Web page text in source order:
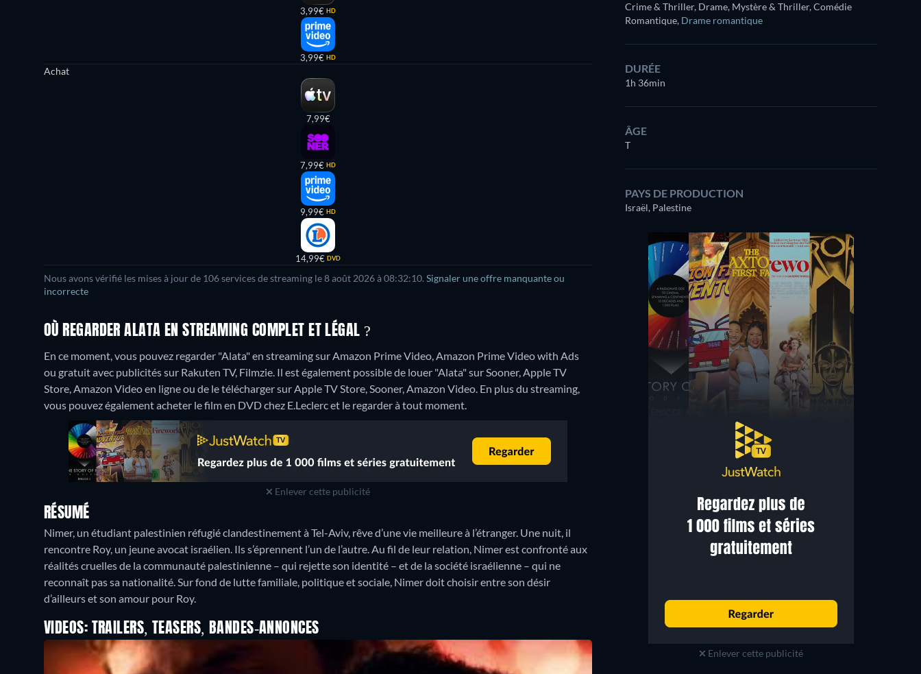
3,99€ HD
3,99€ HD
Achat
7,99€
7,99€ HD
9,99€ HD
14,99€ DVD
Nous avons vérifié les mises à jour de 106 services de streaming le 8 août 2026 à 08:32:10. Signaler une offre manquante ou
incorrecte
OÙ REGARDER ALATA EN STREAMING COMPLET ET LÉGAL ?
En ce moment, vous pouvez regarder "Alata" en streaming sur Amazon Prime Video, Amazon Prime Video with Ads
ou gratuit avec publicités sur Rakuten TV, Filmzie. Il est également possible de louer "Alata" sur Sooner, Apple TV
Store, Amazon Video en ligne ou de le télécharger sur Apple TV Store, Sooner, Amazon Video. En plus du streaming,
vous pouvez également acheter le film en DVD chez E.Leclerc et le regarder à tout moment.
Enlever cette publicité
RÉSUMÉ
Nimer, un étudiant palestinien réfugié clandestinement à Tel-Aviv, rêve d’une vie meilleure à l’étranger. Une nuit, il
rencontre Roy, un jeune avocat israélien. Ils s’éprennent l’un de l’autre. Au fil de leur relation, Nimer est confronté aux
réalités cruelles de la communauté palestinienne – qui rejette son identité – et de la société israélienne – qui ne
reconnaît pas sa nationalité. Sur fond de lutte familiale, politique et sociale, Nimer doit choisir entre son désir
d’ailleurs et son amour pour Roy.
VIDEOS: TRAILERS, TEASERS, BANDES-ANNONCES
Crime & Thriller, Drame, Mystère & Thriller, Comédie
Romantique, Drame romantique
DURÉE
1h 36min
ÂGE
T
PAYS DE PRODUCTION
Israël, Palestine
Enlever cette publicité